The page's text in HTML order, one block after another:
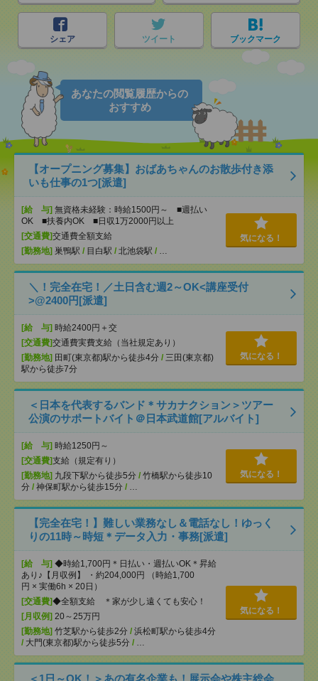
シェア ツイート ブックマーク
あなたの閲覧履歴からの
おすすめ
【オープニング募集】おばあちゃんのお散歩付き添
いも仕事の1つ[派遣]
[給 与] 無資格未経験：時給1500円～ ■週払い
OK ■扶養内OK ■日収1万2000円以上
[交通費]交通費全額支給
[勤務地] 巣鴨駅 / 目白駅 / 北池袋駅 / …
気になる！
＼！完全在宅！／土日含む週2～OK<講座受付
>@2400円[派遣]
[給 与] 時給2400円＋交
[交通費]交通費実費支給（当社規定あり）
[勤務地] 田町(東京都)駅から徒歩4分 / 三田(東京都)
駅から徒歩7分
気になる！
＜日本を代表するバンド＊サカナクション＞ツアー
公演のサポートバイト＠日本武道館[アルバイト]
[給 与] 時給1250円～
[交通費]支給（規定有り）
[勤務地] 九段下駅から徒歩5分 / 竹橋駅から徒歩10
分 / 神保町駅から徒歩15分 / …
気になる！
【完全在宅！】難しい業務なし＆電話なし！ゆっく
りの11時～時短＊データ入力・事務[派遣]
[給 与] ◆時給1,700円＊日払い・週払いOK＊昇給
あり♪【月収例】 ・約204,000円 （時給1,700
円 × 実働6h × 20日）
[交通費]◆全額支給 ＊家が少し遠くても安心！
[月収例] 20～25万円
[勤務地] 竹芝駅から徒歩2分 / 浜松町駅から徒歩4分
/ 大門(東京都)駅から徒歩5分 / …
気になる！
＜1日～OK！＞あの有名企業も！展示会や株主総会